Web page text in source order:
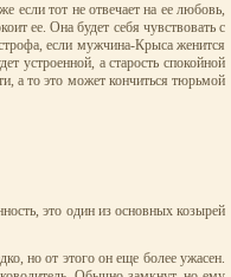
если тот не отвечает на ее любовь,
ее. Она будет себя чувствовать с
если мужчина-Крыса женится
устроенной, а старость спокойной
а то это может кончиться тюрьмой
это один из основных козырей
но от этого он еще более ужасен.